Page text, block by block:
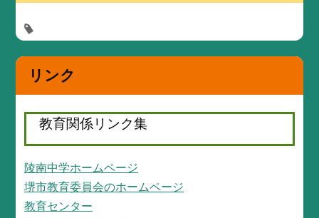
リンク
教育関係リンク集
陵南中学ホームページ
堺市教育委員会のホームページ
教育センター